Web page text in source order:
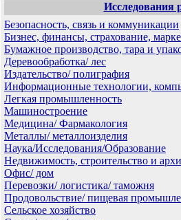
Исследования
Безопасность, связь и коммуникации
Бизнес, финансы, страхование,
Бумажное производство, тара и
Деревообработка/ лес
Издательство/ полиграфия
Информационные технологии,
Легкая промышленность
Машиностроение
Медицина/ Фармакология
Металлы/ металлоизделия
Наука/Исследования/Образование
Недвижимость, строительство и
Офис/ дом
Перевозки/ логистика/ таможня
Продовольствие/ пищевая
Сельское хозяйство